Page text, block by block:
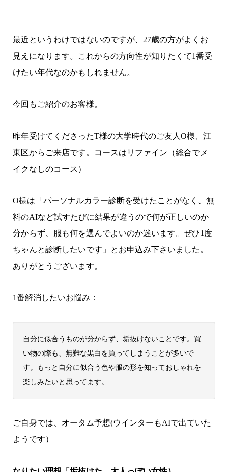
最近というわけではないのですが、27歳の方がよくお
見えになります。これからの方向性が知りたくて1番受
けたい年代なのかもしれません。
今回もご紹介のお客様。
昨年受けてくださったT様の大学時代のご友人O様、江
東区からご来店です。コースはリファイン（総合でメ
イクなしのコース）
O様は「パーソナルカラー診断を受けたことがなく、無
料のAIなど試すたびに結果が違うので何が正しいのか
分からず、服も何を選んでよいのか迷います。ぜひ1度
ちゃんと診断したいです」とお申込み下さいました。
ありがとうございます。
1番解消したいお悩み：
自分に似合うものが分からず、垢抜けないことです。買
い物の際も、無難な黒白を買ってしまうことが多いで
す。もっと自分に似合う色や服の形を知っておしゃれを
楽しみたいと思ってます。
ご自身では、オータム予想(ウインターもAIで出ていた
ようです）